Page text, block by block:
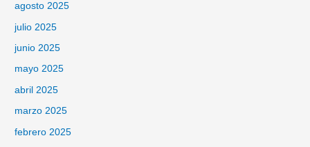
agosto 2025
julio 2025
junio 2025
mayo 2025
abril 2025
marzo 2025
febrero 2025